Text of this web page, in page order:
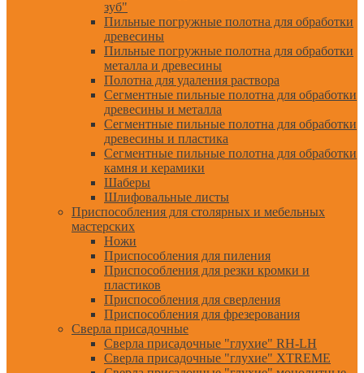
зуб"
Пильные погружные полотна для обработки
древесины
Пильные погружные полотна для обработки
металла и древесины
Полотна для удаления раствора
Сегментные пильные полотна для обработки
древесины и металла
Сегментные пильные полотна для обработки
древесины и пластика
Сегментные пильные полотна для обработки
камня и керамики
Шаберы
Шлифовальные листы
Приспособления для столярных и мебельных
мастерских
Ножи
Приспособления для пиления
Приспособления для резки кромки и
пластиков
Приспособления для сверления
Приспособления для фрезерования
Сверла присадочные
Сверла присадочные "глухие" RH-LH
Сверла присадочные "глухие" XTREME